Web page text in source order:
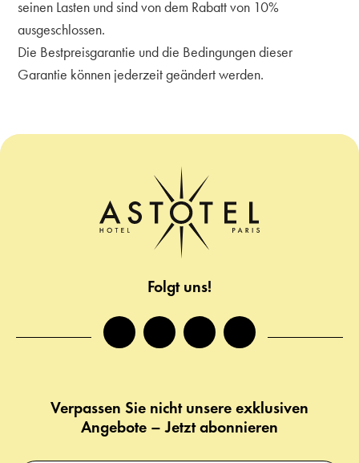
seinen Lasten und sind von dem Rabatt von 10%
ausgeschlossen.
Die Bestpreisgarantie und die Bedingungen dieser
Garantie können jederzeit geändert werden.
Folgt uns!
facebookinstagramtwitter tiktok
Verpassen Sie nicht unsere exklusiven
Angebote – Jetzt abonnieren